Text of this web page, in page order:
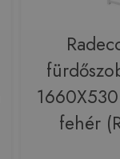
fehér